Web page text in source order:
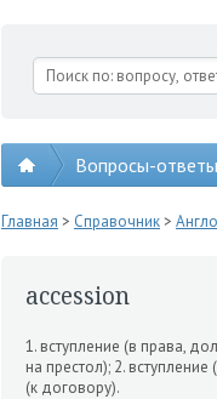
Вопросы-ответы
Главная > Справочник>
accession
1. вступление (в права,
на престол); 2.
(к договору).